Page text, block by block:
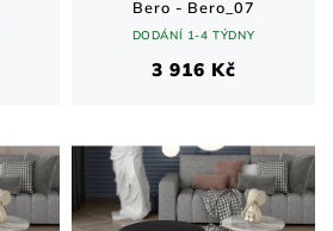
Bero - Bero_07
DODÁNÍ 1-4 TÝDNY
3 916 Kč